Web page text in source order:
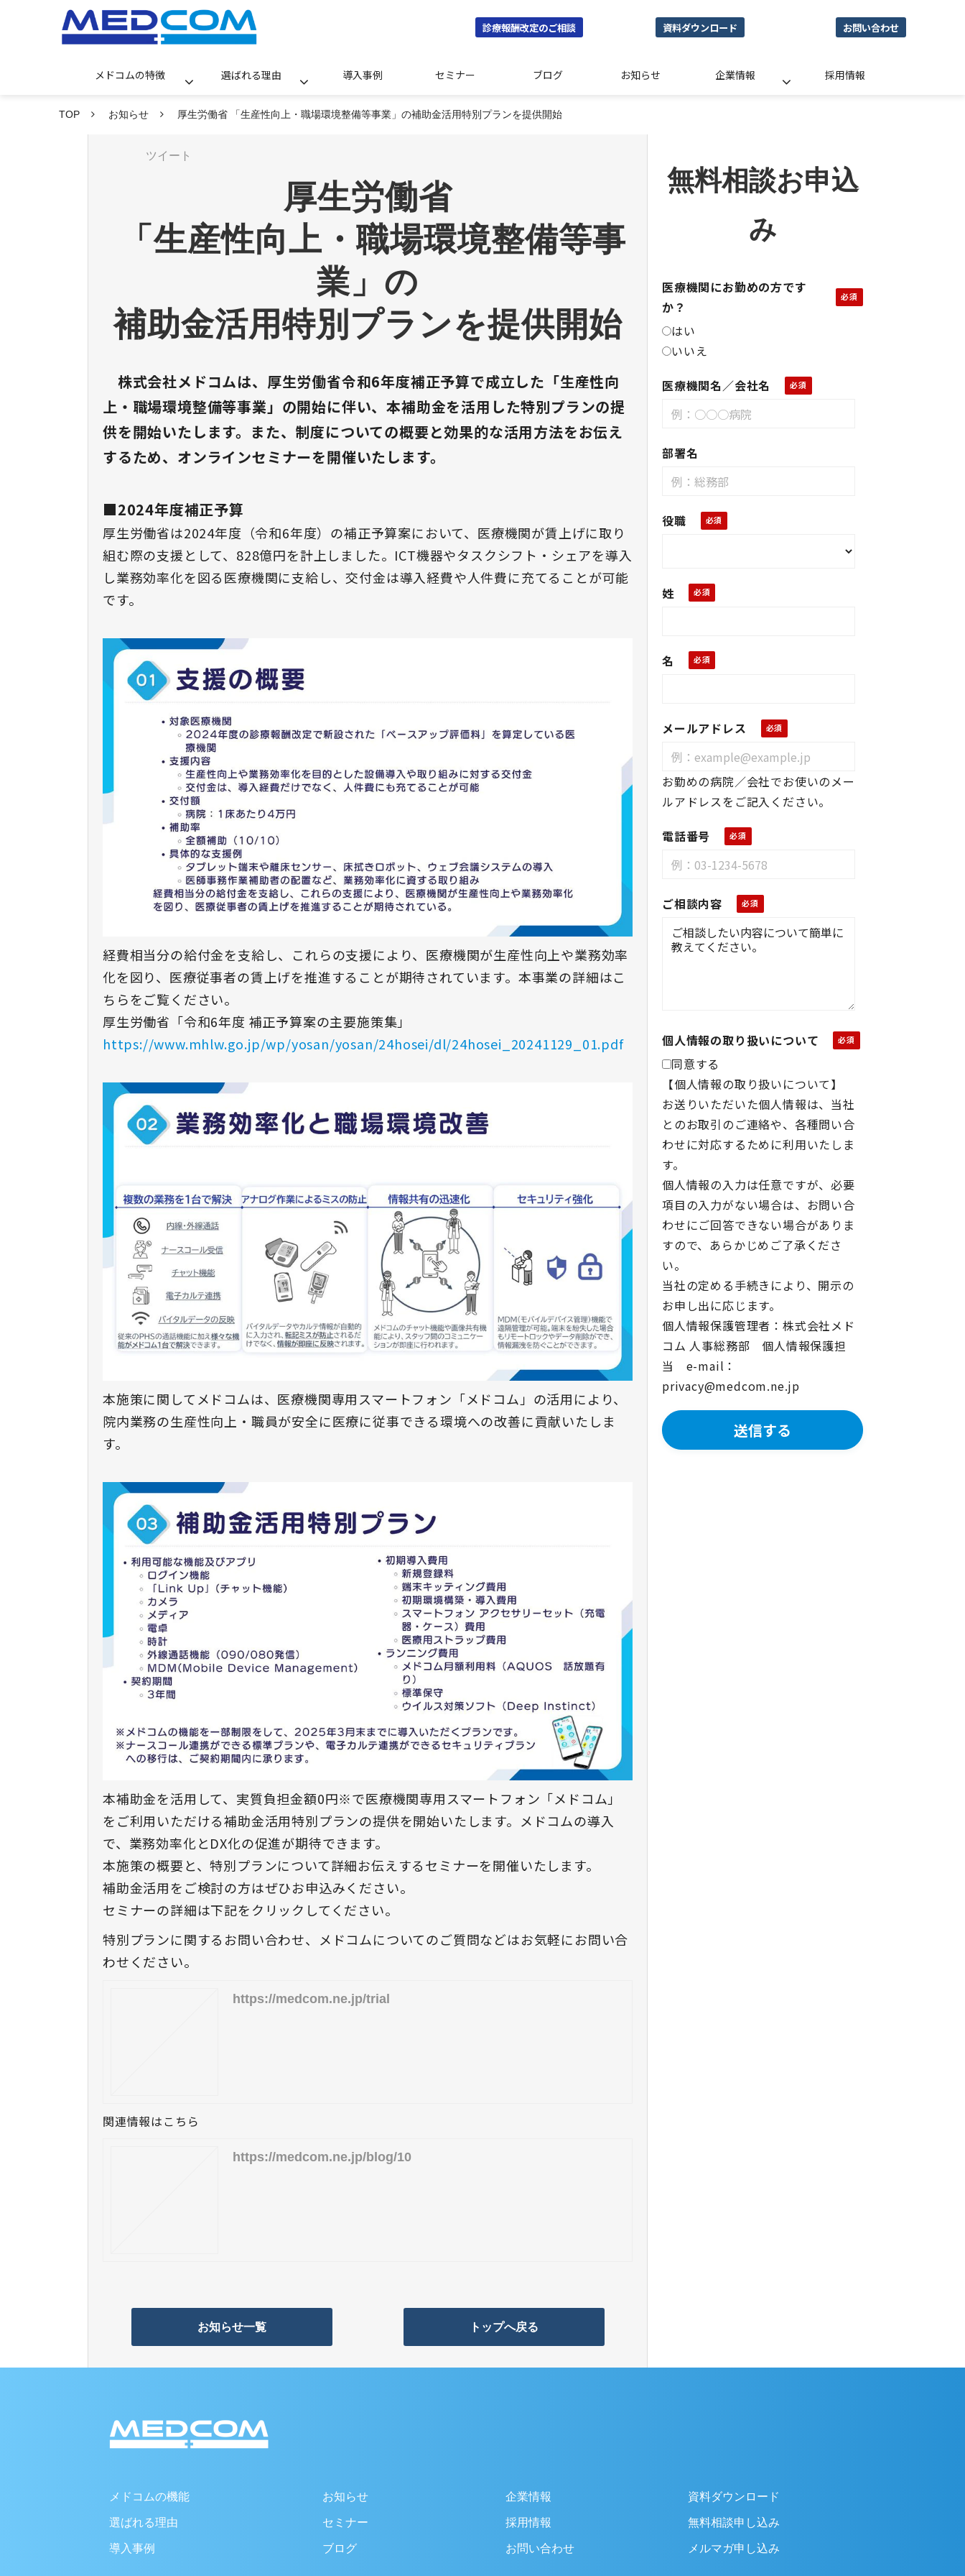
診療報酬改定のご相談 資料ダウンロード お問い合わせ
メドコムの特徴 選ばれる理由 導入事例 セミナー ブログ お知らせ 企業情報 採用情報
TOP お知らせ 厚生労働省 「生産性向上・職場環境整備等事業」の補助金活用特別プランを提供開始
ツイート
厚生労働省
業」の
補助金活用特別プランを提供開始
株式会社メドコムは、厚生労働省令和6年度補正予算で成立した「生産性向
上・職場環境整備等事業」の開始に伴い、本補助金を活用した特別プランの提
供を開始いたします。また、制度についての概要と効果的な活用方法をお伝え
するため、オンラインセミナーを開催いたします。
■2024年度補正予算
厚生労働省は2024年度（令和6年度）の補正予算案において、医療機関が賃上げに取り
組む際の支援として、828億円を計上しました。ICT機器やタスクシフト・シェアを導入
し業務効率化を図る医療機関に支給し、交付金は導入経費や人件費に充てることが可能
です。
経費相当分の給付金を支給し、これらの支援により、医療機関が生産性向上や業務効率
化を図り、医療従事者の賃上げを推進することが期待されています。本事業の詳細はこ
ちらをご覧ください。
厚生労働省「令和6年度 補正予算案の主要施策集」
https://www.mhlw.go.jp/wp/yosan/yosan/24hosei/dl/24hosei_20241129_01.pdf
本施策に関してメドコムは、医療機関専用スマートフォン「メドコム」の活用により、
院内業務の生産性向上・職員が安全に医療に従事できる環境への改善に貢献いたしま
す。
本補助金を活用して、実質負担金額0円※で医療機関専用スマートフォン「メドコム」
をご利用いただける補助金活用特別プランの提供を開始いたします。メドコムの導入
で、業務効率化とDX化の促進が期待できます。
本施策の概要と、特別プランについて詳細お伝えするセミナーを開催いたします。
補助金活用をご検討の方はぜひお申込みください。
セミナーの詳細は下記をクリックしてください。
特別プランに関するお問い合わせ、メドコムについてのご質問などはお気軽にお問い合
わせください。
https://medcom.ne.jp/trial
関連情報はこちら
https://medcom.ne.jp/blog/10
お知らせ一覧 トップへ戻る
無料相談お申込
み
医療機関にお勤めの方です
か？
はい
いいえ
医療機関名／会社名
部署名
役職
姓
名
メールアドレス
お勤めの病院／会社でお使いのメー
ルアドレスをご記入ください。
電話番号
ご相談内容
個人情報の取り扱いについて
同意する
【個人情報の取り扱いについて】
お送りいただいた個人情報は、当社
とのお取引のご連絡や、各種問い合
わせに対応するために利用いたしま
す。
個人情報の入力は任意ですが、必要
項目の入力がない場合は、お問い合
わせにご回答できない場合がありま
すので、あらかじめご了承くださ
い。
当社の定める手続きにより、開示の
お申し出に応じます。
個人情報保護管理者：株式会社メド
コム 人事総務部 個人情報保護担
当 e-mail：
privacy@medcom.ne.jp
メドコムの機能
選ばれる理由
導入事例
お知らせ
セミナー
ブログ
企業情報
採用情報
お問い合わせ
資料ダウンロード
無料相談申し込み
メルマガ申し込み